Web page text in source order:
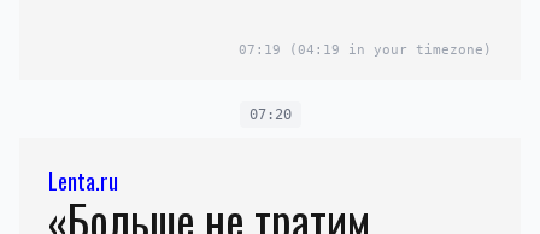
07:19 (04:19 in your timezone)
07:20
Lenta.ru
«Больше не тратим